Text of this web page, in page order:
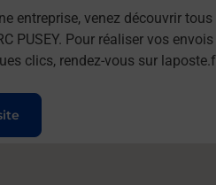
entreprise, venez découvrir
PUSEY. Pour réaliser vos
clics, rendez-vous sur